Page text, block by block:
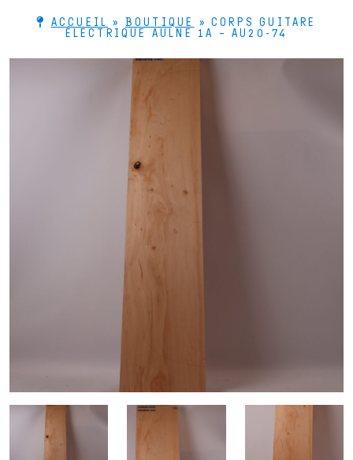
ACCUEIL » BOUTIQUE »CORPS GUITARE
ÉLECTRIQUE AULNE 1A – AU20-74